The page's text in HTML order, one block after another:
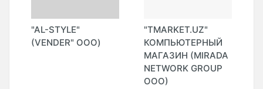
"AL-STYLE"
(VENDER" ООО)
"TMARKET.UZ"
КОМПЬЮТЕРНЫЙ
МАГАЗИН (MIRADA
NETWORK GROUP
ООО)